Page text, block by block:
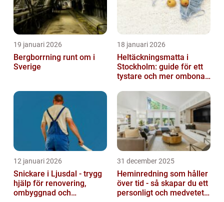
19 januari 2026
Bergborrning runt om i
Sverige
18 januari 2026
Heltäckningsmatta i
Stockholm: guide för ett
tystare och mer ombonat
12 januari 2026
Snickare i Ljusdal - trygg
hjälp för renovering,
ombyggnad och
31 december 2025
Heminredning som håller
över tid - så skapar du ett
personligt och medvetet